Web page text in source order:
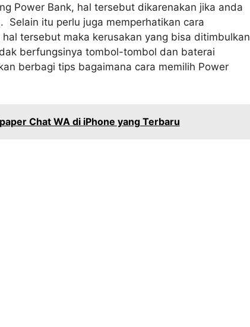
Power Bank, hal tersebut dikarenakan jika anda
Selain itu perlu juga memperhatikan cara
tersebut maka kerusakan yang bisa ditimbulkan
berfungsinya tombol-tombol dan baterai
berbagi tips bagaimana cara memilih Power
Chat WA di iPhone yang Terbaru